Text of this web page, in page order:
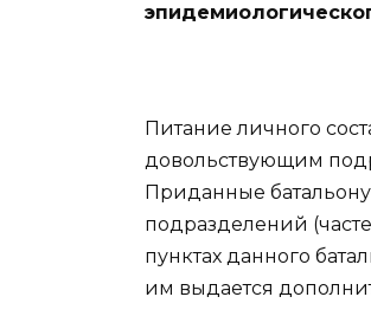
Питание личного
довольствующим
Приданные
подразделений
пунктах данного
им выдается